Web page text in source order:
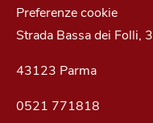
Preferenze cookie
Strada Bassa dei Folli, 3
43123 Parma
0521 771818